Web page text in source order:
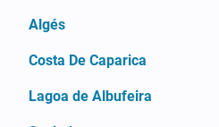
Algés
Costa De Caparica
Lagoa de Albufeira